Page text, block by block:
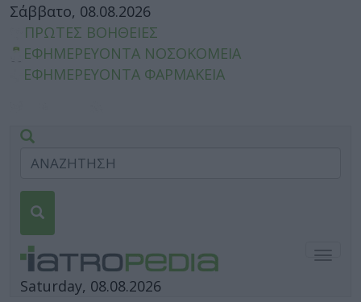
Σάββατο, 08.08.2026
ΠΡΩΤΕΣ ΒΟΗΘΕΙΕΣ
ΕΦΗΜΕΡΕΥΟΝΤΑ ΝΟΣΟΚΟΜΕΙΑ
ΕΦΗΜΕΡΕΥΟΝΤΑ ΦΑΡΜΑΚΕΙΑ
Saturday, 08.08.2026